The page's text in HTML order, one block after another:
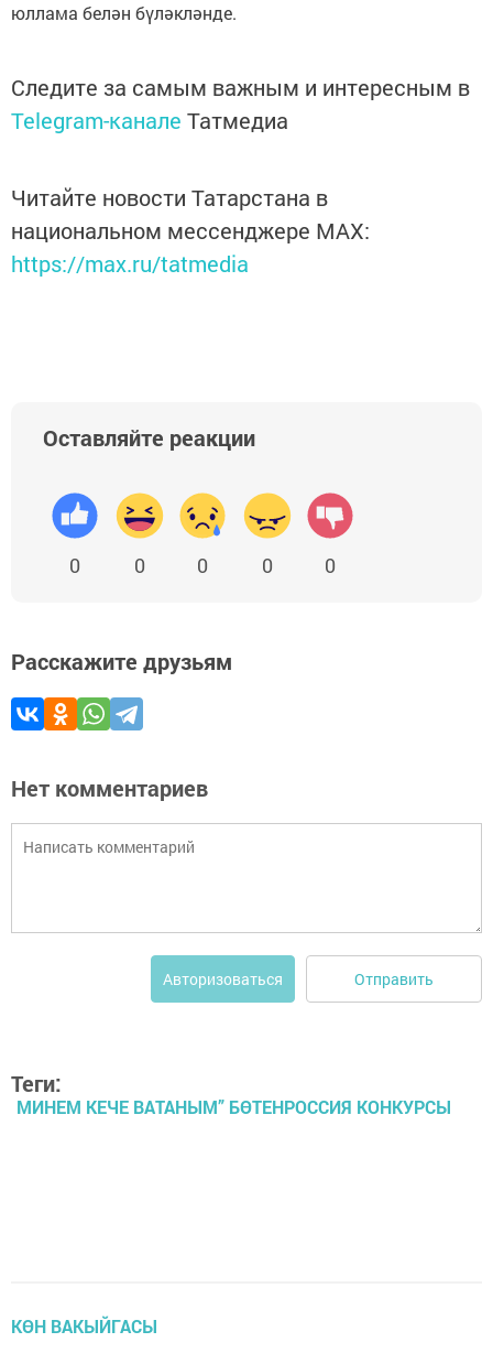
юллама белән бүләкләнде.
Следите за самым важным и интересным в
Telegram-канале Татмедиа
Читайте новости Татарстана в
национальном мессенджере MАХ:
https://max.ru/tatmedia
Оставляйте реакции
0 0 0 0 0
Расскажите друзьям
Нет комментариев
Авторизоваться Отправить
Теги:
МИНЕМ КЕЧЕ ВАТАНЫМ” БӨТЕНРОССИЯ КОНКУРСЫ
КӨН ВАКЫЙГАСЫ